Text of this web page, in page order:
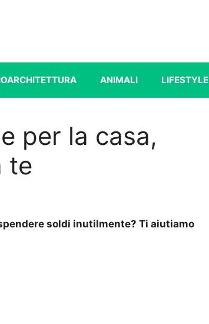
ANIMALI LIFESTYLE
per la casa,
te
soldi inutilmente? Ti aiutiamo